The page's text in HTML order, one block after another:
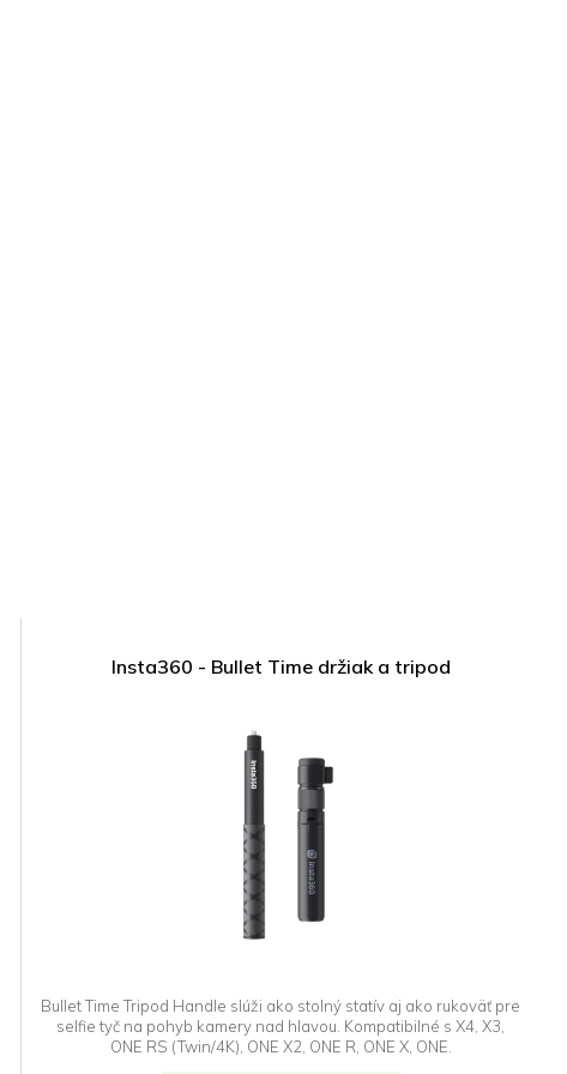
Insta360 - Bullet Time držiak a tripod
Bullet Time Tripod Handle slúži ako stolný statív aj ako rukoväť pre
selfie tyč na pohyb kamery nad hlavou. Kompatibilné s X4, X3,
ONE RS (Twin/4K), ONE X2, ONE R, ONE X, ONE.